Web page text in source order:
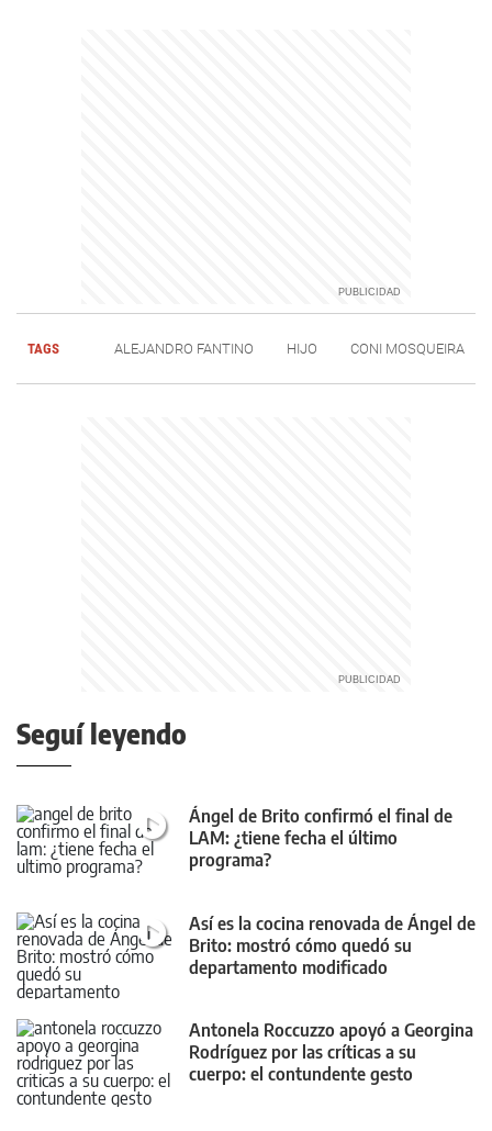
TAGS ALEJANDRO FANTINO HIJO CONI MOSQUEIRA
Seguí leyendo
Ángel de Brito confirmó el final de
LAM: ¿tiene fecha el último
programa?
Así es la cocina renovada de Ángel de
Brito: mostró cómo quedó su
departamento modificado
Antonela Roccuzzo apoyó a Georgina
Rodríguez por las críticas a su
cuerpo: el contundente gesto